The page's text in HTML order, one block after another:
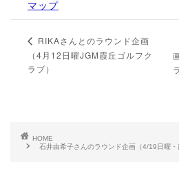
マップ
RIKAさんとのラウンド企画
（4月12日曜JGM霞丘ゴルフク
ラブ）
HOME
石井由希子さんのラウンド企画（4/19日曜・